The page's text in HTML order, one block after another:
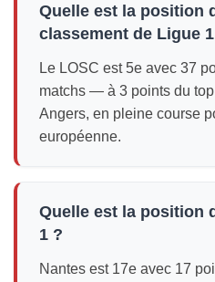
Quelle est la position
classement de Ligue
Le LOSC est 5e avec 37
matchs — à 3 points du
Angers, en pleine course
européenne.
Quelle est la position
1 ?
Nantes est 17e avec 17